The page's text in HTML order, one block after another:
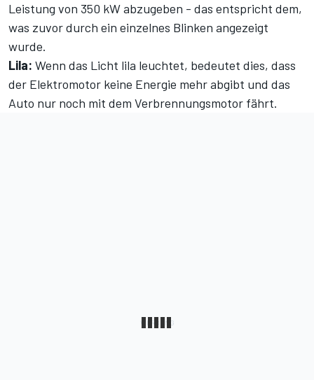
Leistung von 350 kW abzugeben - das entspricht dem,
was zuvor durch ein einzelnes Blinken angezeigt
wurde.
Lila: Wenn das Licht lila leuchtet, bedeutet dies, dass
der Elektromotor keine Energie mehr abgibt und das
Auto nur noch mit dem Verbrennungsmotor fährt.